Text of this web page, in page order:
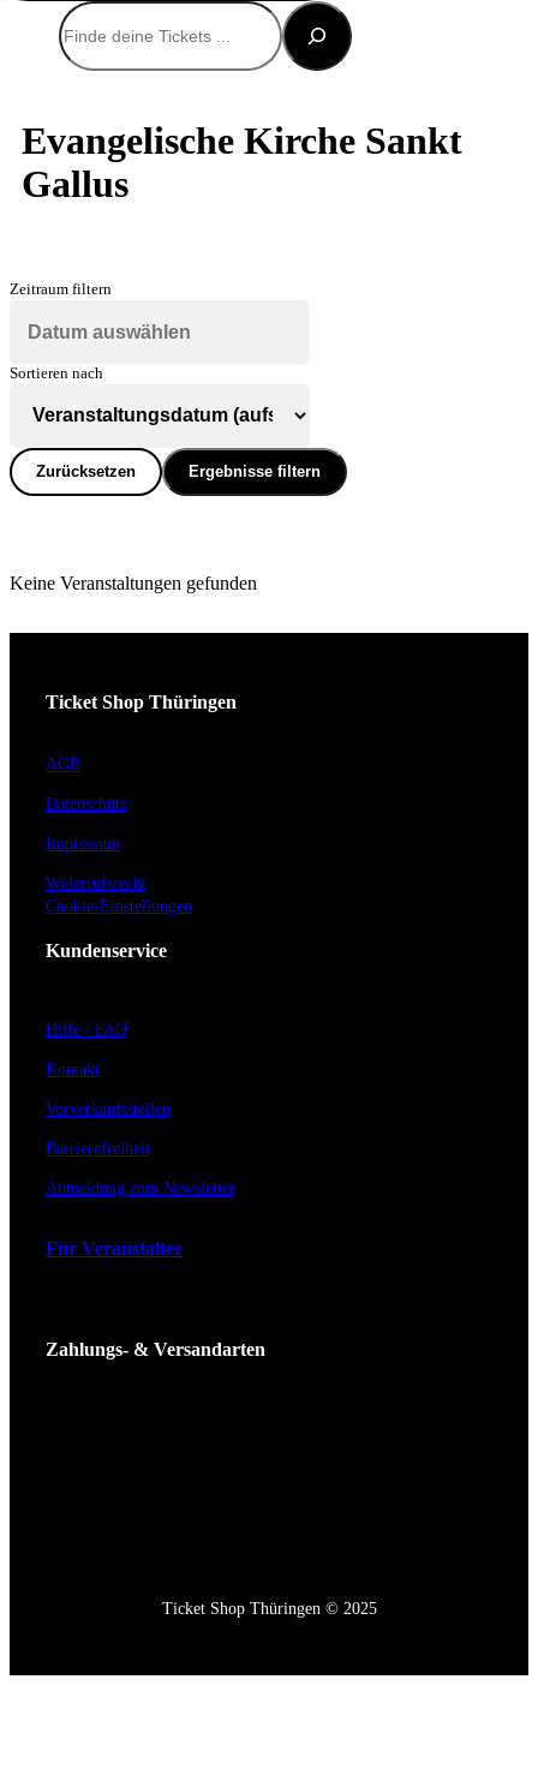
Suchen
Evangelische Kirche Sankt
Gallus
Zeitraum filtern
Sortieren nach
Zurücksetzen Ergebnisse filtern
Keine Veranstaltungen gefunden
Ticket Shop Thüringen
AGB
Datenschutz
Impressum
Widerrufsrecht
Cookie-Einstellungen
Kundenservice
Hilfe / FAQ
Kontakt
Vorverkaufsstellen
Barrierefreiheit
Anmeldung zum Newsletter
Für Veranstalter
Zahlungs- & Versandarten
Ticket Shop Thüringen © 2025